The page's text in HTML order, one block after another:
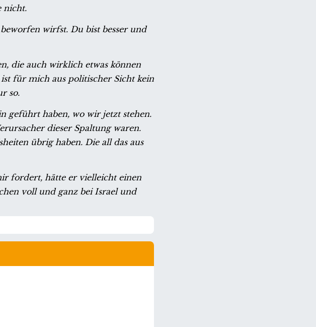
nicht.
wirfst. Du bist besser und
die auch wirklich etwas können
für mich aus politischer Sicht kein
so.
geführt haben, wo wir jetzt stehen.
dieser Spaltung waren.
übrig haben. Die all das aus
fordert, hätte er vielleicht einen
voll und ganz bei Israel und